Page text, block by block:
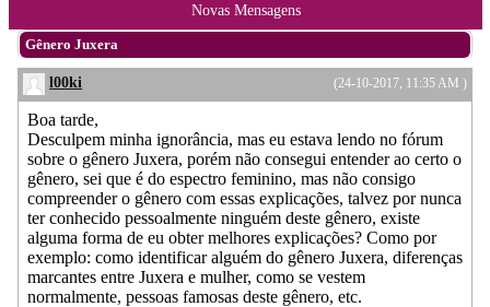
Novas Mensagens
Gênero Juxera
(24-10-2017, 11:35 AM )
l00ki
Boa tarde,
Desculpem minha ignorância, mas eu estava lendo no fórum
sobre o gênero Juxera, porém não consegui entender ao certo o
gênero, sei que é do espectro feminino, mas não consigo
compreender o gênero com essas explicações, talvez por nunca
ter conhecido pessoalmente ninguém deste gênero, existe
alguma forma de eu obter melhores explicações? Como por
exemplo: como identificar alguém do gênero Juxera, diferenças
marcantes entre Juxera e mulher, como se vestem
normalmente, pessoas famosas deste gênero, etc.